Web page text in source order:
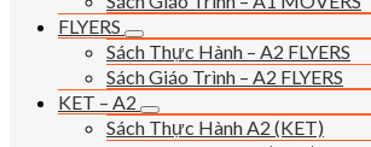
FLYERS
Sách Thực Hành – A2 FLYERS
Sách Giáo Trình – A2 FLYERS
KET – A2
Sách Thực Hành A2 (KET)